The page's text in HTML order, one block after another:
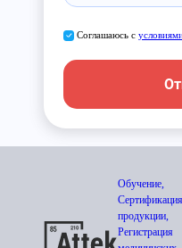
Соглашаюсь с
Обучение,
Сертификация
продукции,
Регистрация